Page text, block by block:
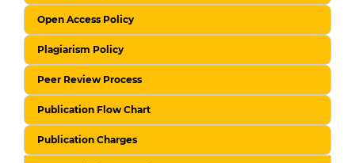
Open Access Policy
Plagiarism Policy
Peer Review Process
Publication Flow Chart
Publication Charges